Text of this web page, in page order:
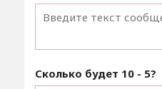
Сколько будет 10 - 5?